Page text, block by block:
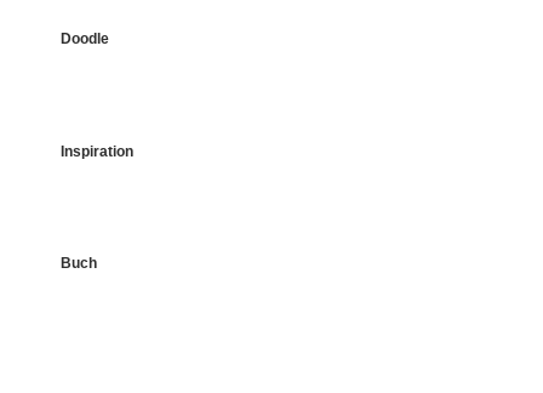
Doodle
Inspiration
Buch